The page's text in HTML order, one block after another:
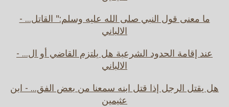
ما معنى قول النبي صلى الله عليه وسلم:" القاتل... -
الالباني
عند إقامة الحدود الشرعية هل يلتزم القاضي أو ال... -
الالباني
هل يقتل الرجل إذا قتل ابنه سمعنا من بعض الفق... - ابن
عثيمين